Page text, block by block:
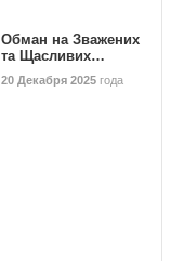
Обман на Зважених
та Щасливих…
20 Декабря 2025 года